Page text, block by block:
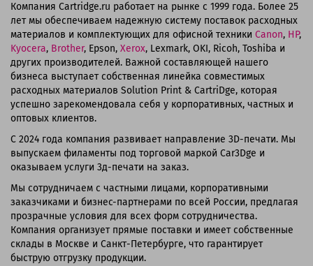
Компания Cartridge.ru работает на рынке с 1999 года. Более 25
лет мы обеспечиваем надежную систему поставок расходных
материалов и комплектующих для офисной техники Canon, HP,
Kyocera, Brother, Epson, Xerox, Lexmark, OKI, Ricoh, Toshiba и
других производителей. Важной составляющей нашего
бизнеса выступает собственная линейка совместимых
расходных материалов Solution Print & CartriDge, которая
успешно зарекомендовала себя у корпоративных, частных и
оптовых клиентов.
С 2024 года компания развивает направление 3D-печати. Мы
выпускаем филаменты под торговой маркой Car3Dge и
оказываем услуги 3д-печати на заказ.
Мы сотрудничаем с частными лицами, корпоративными
заказчиками и бизнес-партнерами по всей России, предлагая
прозрачные условия для всех форм сотрудничества.
Компания организует прямые поставки и имеет собственные
склады в Москве и Санкт-Петербурге, что гарантирует
быструю отгрузку продукции.